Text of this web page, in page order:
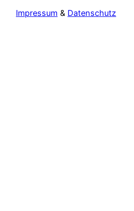
Impressum & Datenschutz